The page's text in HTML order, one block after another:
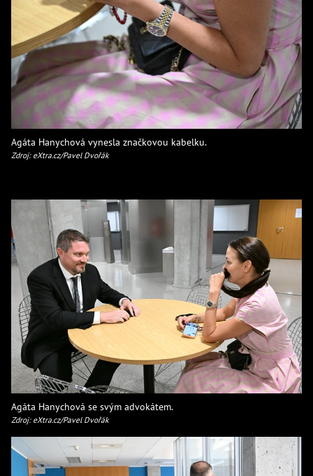
Agáta Hanychová vynesla značkovou kabelku.
Zdroj: eXtra.cz/Pavel Dvořák
Agáta Hanychová se svým advokátem.
Zdroj: eXtra.cz/Pavel Dvořák